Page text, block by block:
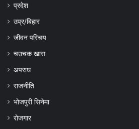
प्रदेश
उप्र/बिहार
जीवन परिचय
चउचक खास
अपराध
राजनीति
भोजपुरी सिनेमा
रोजगार